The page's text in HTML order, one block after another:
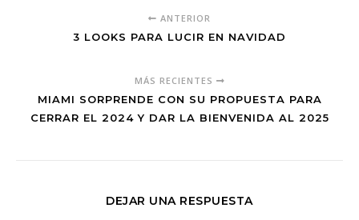
ANTERIOR
3 LOOKS PARA LUCIR EN NAVIDAD
MÁS RECIENTES
MIAMI SORPRENDE CON SU PROPUESTA PARA
CERRAR EL 2024 Y DAR LA BIENVENIDA AL 2025
DEJAR UNA RESPUESTA